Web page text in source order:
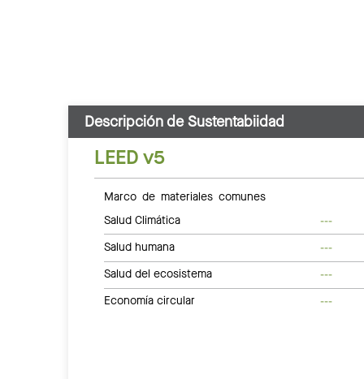
Descripción de Sustentabiidad
LEED v5
Marco de materiales comunes
Salud Climática
---
Salud humana
---
Salud del ecosistema
---
Economía circular
---